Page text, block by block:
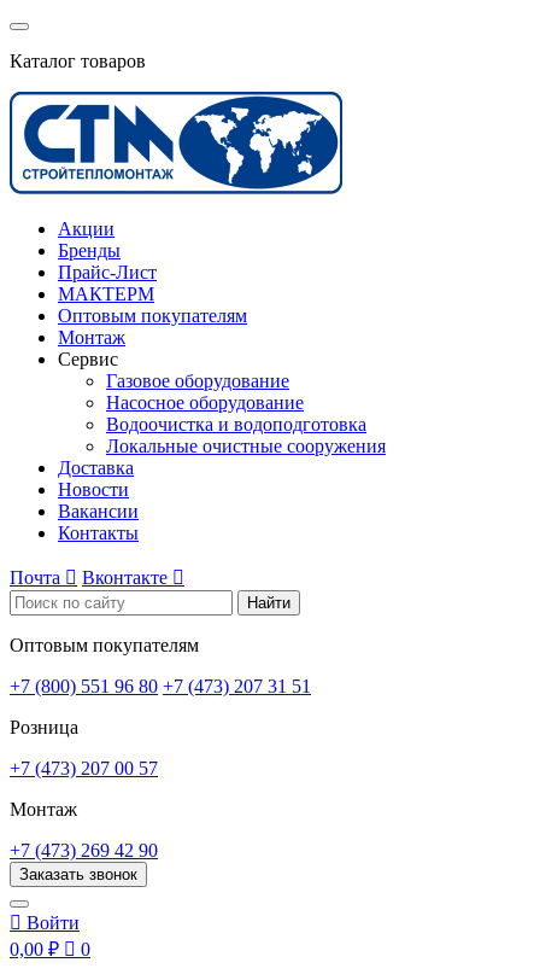
Каталог товаров
Акции
Бренды
Прайс-Лист
МАКТЕРМ
Оптовым покупателям
Монтаж
Сервис
Газовое оборудование
Насосное оборудование
Водоочистка и водоподготовка
Локальные очистные сооружения
Доставка
Новости
Вакансии
Контакты
Почта  Вконтакте 
Найти
Оптовым покупателям
+7 (800) 551 96 80 +7 (473) 207 31 51
Розница
+7 (473) 207 00 57
Монтаж
+7 (473) 269 42 90
Заказать звонок
 Войти
0,00 ₽  0